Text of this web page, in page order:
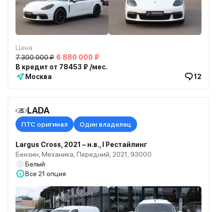
Цена
7 300 000 ₽ 6 880 000 ₽
В кредит от 78453 ₽ /мес.
Москва
12
LADA
ПТС оригинал Один владелец
Largus Cross, 2021 – н.в., I Рестайлинг
Бензин, Механика, Передний, 2021, 93000
Белый
Все 21 опция